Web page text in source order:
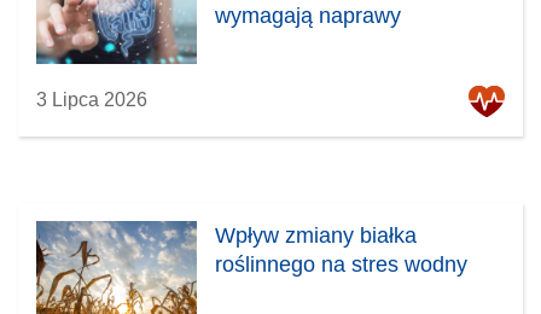
wymagają naprawy
3 Lipca 2026
Wpływ zmiany białka
roślinnego na stres wodny